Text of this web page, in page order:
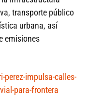
transporte público
urbana, así
emisiones
perez-impulsa-calles-
para-frontera